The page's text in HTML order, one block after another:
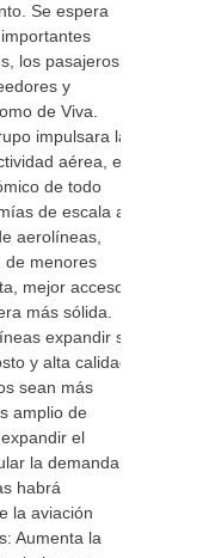
Se espera
los pasajeros,
y
de Viva.
impulsara la
aérea, el
de todo
de escala a
aerolíneas,
de menores
mejor acceso a
más sólida.
expandir su
y alta calidad,
sean más
amplio de
el
la demanda
habrá
la aviación
Aumenta la